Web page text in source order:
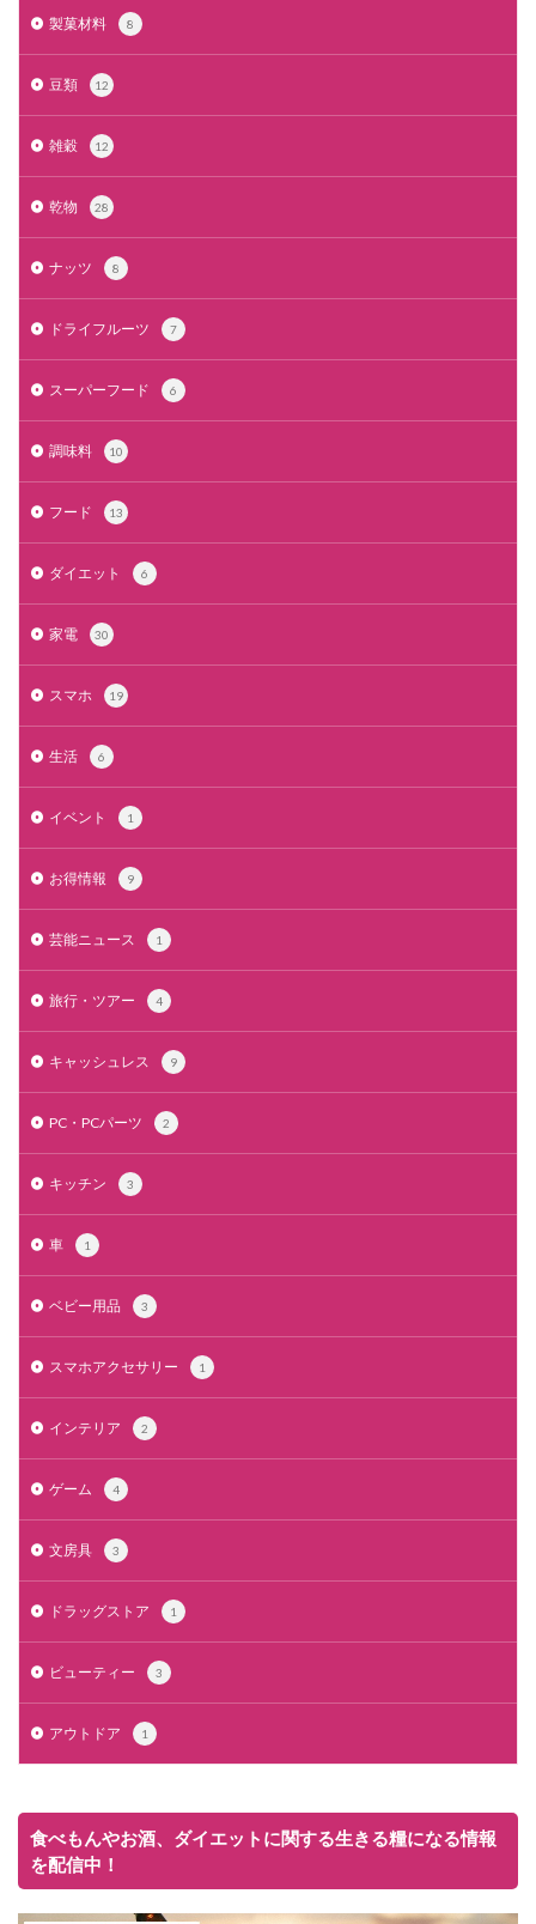
製菓材料 8
豆類 12
雑穀 12
乾物 28
ナッツ 8
ドライフルーツ 7
スーパーフード 6
調味料 10
フード 13
ダイエット 6
家電 30
スマホ 19
生活 6
イベント 1
お得情報 9
芸能ニュース 1
旅行・ツアー 4
キャッシュレス 9
PC・PCパーツ 2
キッチン 3
車 1
ベビー用品 3
スマホアクセサリー 1
インテリア 2
ゲーム 4
文房具 3
ドラッグストア 1
ビューティー 3
アウトドア 1
食べもんやお酒、ダイエットに関する生きる糧になる情報
を配信中！